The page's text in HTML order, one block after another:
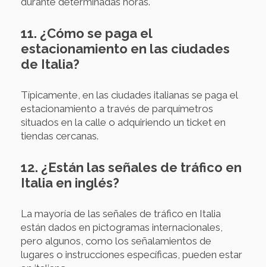
11. ¿Cómo se paga el
estacionamiento en las ciudades
de Italia?
Típicamente, en las ciudades italianas se paga el
estacionamiento a través de parquímetros
situados en la calle o adquiriendo un ticket en
tiendas cercanas.
12. ¿Están las señales de tráfico en
Italia en inglés?
La mayoría de las señales de tráfico en Italia
están dados en pictogramas internacionales,
pero algunos, como los señalamientos de
lugares o instrucciones específicas, pueden estar